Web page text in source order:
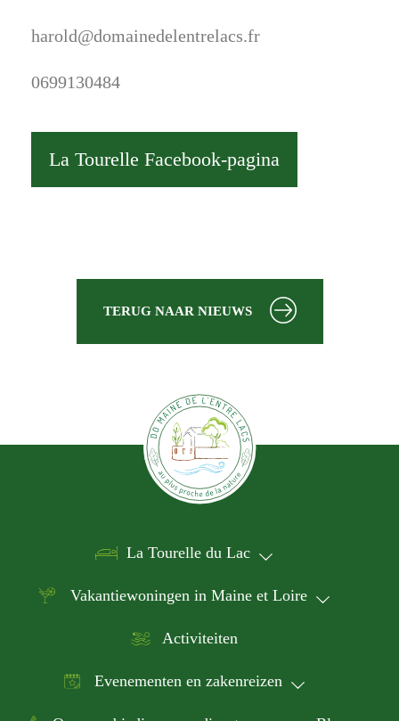
harold@domainedelentrelacs.fr
0699130484
La Tourelle Facebook-pagina
TERUG NAAR NIEUWS
La Tourelle du Lac
Vakantiewoningen in Maine et Loire
Activiteiten
Evenementen en zakenreizen